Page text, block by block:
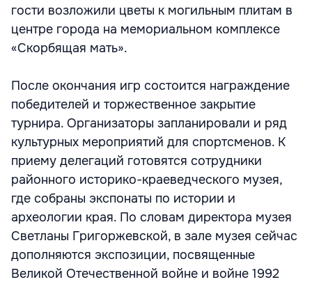
гости возложили цветы к могильным плитам в
центре города на мемориальном комплексе
«Скорбящая мать».
После окончания игр состоится награждение
победителей и торжественное закрытие
турнира. Организаторы запланировали и ряд
культурных мероприятий для спортсменов. К
приему делегаций готовятся сотрудники
районного историко-краеведческого музея,
где собраны экспонаты по истории и
археологии края. По словам директора музея
Светланы Григоржевской, в зале музея сейчас
дополняются экспозиции, посвященные
Великой Отечественной войне и войне 1992